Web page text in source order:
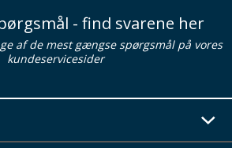
- find svarene her
af de mest gængse spørgsmål på vores
kundeservicesider